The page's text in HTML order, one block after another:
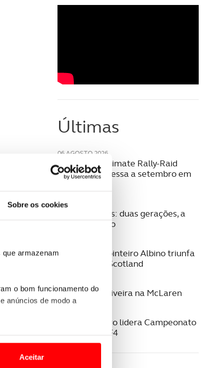
Sobre os cookies
armazenam
o bom funcionamento do
anúncios de modo a
Aceitar
Últimas
06 AGOSTO 2026
W2RC: bp Ultimate Rally-Raid
Portugal regressa a setembro em
04 AGOSTO 2026
Família Fontes: duas gerações, a
mesma paixão
Eduardo Carpinteiro Albino triunfa
no Eco Rally Scotland
Guilherme Oliveira na McLaren
Noah Monteiro lidera Campeonato
Espanhol de F4